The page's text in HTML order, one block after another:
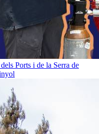
Ports i de la Serra de